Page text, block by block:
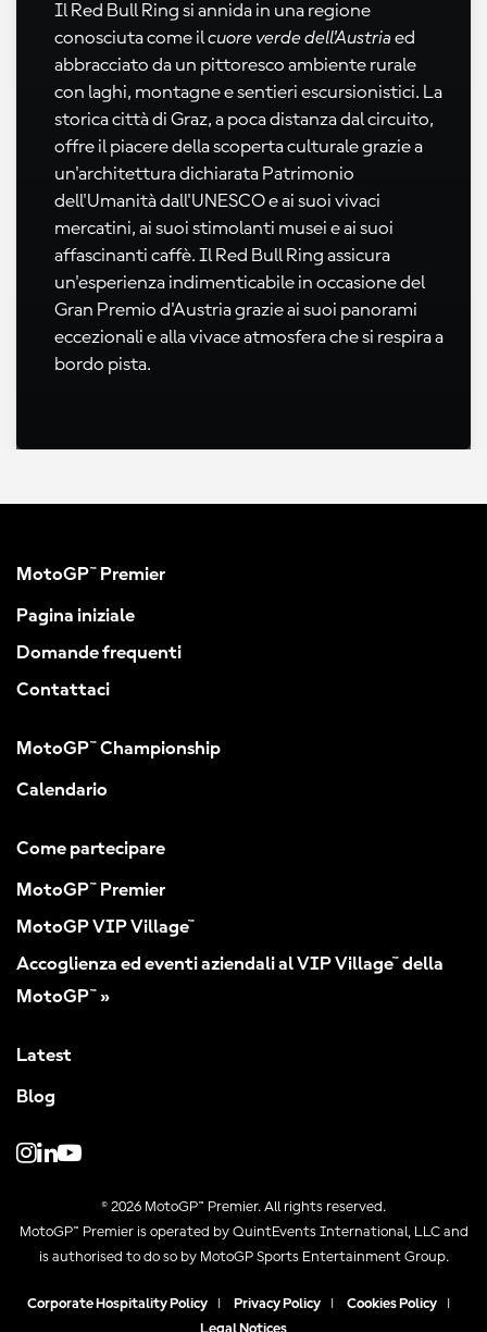
Il Red Bull Ring si annida in una regione
conosciuta come ilcuore verde dell'Austria ed
abbracciato da un pittoresco ambiente rurale
con laghi, montagne e sentieri escursionistici. La
storica città di Graz, a poca distanza dal circuito,
offre il piacere della scoperta culturale grazie a
un'architettura dichiarata Patrimonio
dell'Umanità dall'UNESCO e ai suoi vivaci
mercatini, ai suoi stimolanti musei e ai suoi
affascinanti caffè. Il Red Bull Ring assicura
un'esperienza indimenticabile in occasione del
Gran Premio d'Austria grazie ai suoi panorami
eccezionali e alla vivace atmosfera che si respira a
bordo pista.
MotoGP™ Premier
Pagina iniziale
Domande frequenti
Contattaci
MotoGP™ Championship
Calendario
Come partecipare
MotoGP™ Premier
MotoGP VIP Village™
Accoglienza ed eventi aziendali al VIP Village™ della
MotoGP™ »
Latest
Blog
© 2026 MotoGP™ Premier. All rights reserved.
MotoGP™ Premier is operated by QuintEvents International, LLC and
is authorised to do so by MotoGP Sports Entertainment Group.
Corporate Hospitality Policy Privacy Policy Cookies Policy
Legal Notices